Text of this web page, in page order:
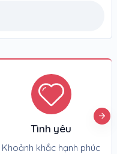
Tình yêu
Khoảnh khắc hạnh phúc